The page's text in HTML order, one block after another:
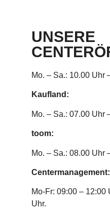
UNSERE
Mo. – Sa.: 10.00 Uhr
Kaufland:
Mo. – Sa.: 07.00 Uhr
toom:
Mo. – Sa.: 08.00 Uhr
Centermanagement:
Mo-Fr: 09:00 – 12:00
Uhr.